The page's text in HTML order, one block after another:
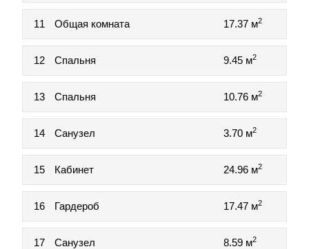
11 Общая комната 17.37 м2
12 Спальня 9.45 м2
13 Спальня 10.76 м2
14 Санузел 3.70 м2
15 Кабинет 24.96 м2
16 Гардероб 17.47 м2
17 Санузел 8.59 м2